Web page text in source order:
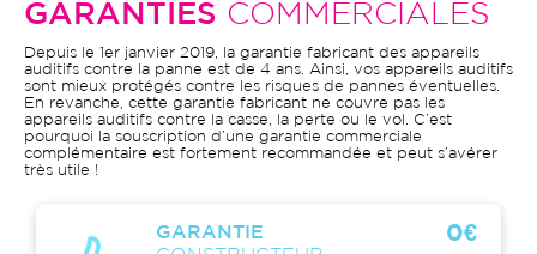
GARANTIES COMMERCIALES
Depuis le 1er janvier 2019, la garantie fabricant des appareils
auditifs contre la panne est de 4 ans. Ainsi, vos appareils auditifs
sont mieux protégés contre les risques de pannes éventuelles.
En revanche, cette garantie fabricant ne couvre pas les
appareils auditifs contre la casse, la perte ou le vol. C’est
pourquoi la souscription d’une garantie commerciale
complémentaire est fortement recommandée et peut s’avérer
très utile !
GARANTIE
0€